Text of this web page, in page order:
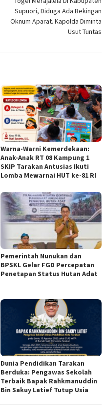
Supuori, Diduga Ada Bekingan
Oknum Aparat. Kapolda Diminta
Usut Tuntas
Warna-Warni Kemerdekaan:
Anak-Anak RT 08 Kampung 1
SKIP Tarakan Antusias Ikuti
Lomba Mewarnai HUT ke-81 RI
Pemerintah Nunukan dan
BPSKL Gelar FGD Percepatan
Penetapan Status Hutan Adat
Dunia Pendidikan Tarakan
Berduka: Pengawas Sekolah
Terbaik Bapak Rahkmanuddin
Bin Sakuy Latief Tutup Usia